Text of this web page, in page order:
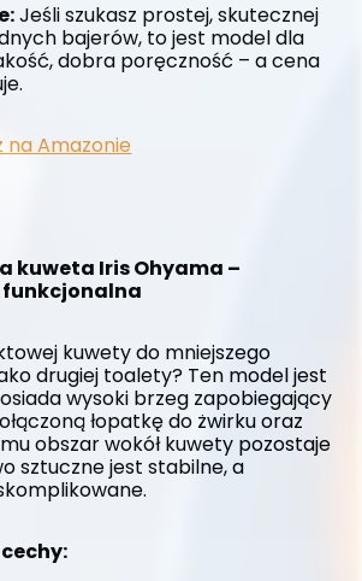
Jeśli szukasz prostej, skutecznej
bajerów, to jest model dla
dobra poręczność – a cena
na Amazonie
kuweta Iris Ohyama –
kuwety do mniejszego
drugiej toalety? Ten model jest
wysoki brzeg zapobiegający
łopatkę do żwirku oraz
obszar wokół kuwety pozostaje
sztuczne jest stabilne, a